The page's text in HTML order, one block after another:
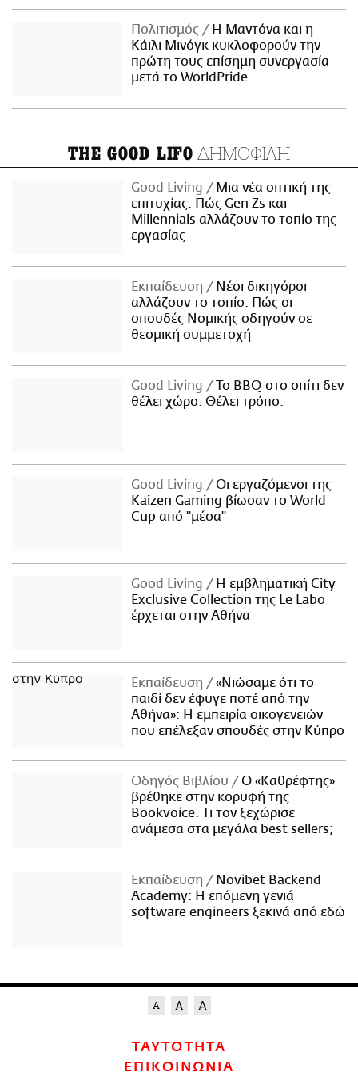
Πολιτισμός
Η Μαντόνα και η
Κάιλι Μινόγκ κυκλοφορούν την
πρώτη τους επίσημη συνεργασία
μετά το WorldPride
THE GOOD LIFO ΔΗΜΟΦΙΛΗ
Good Living
Μια νέα οπτική της
επιτυχίας: Πώς Gen Zs και
Millennials αλλάζουν το τοπίο της
εργασίας
Εκπαίδευση
Νέοι δικηγόροι
αλλάζουν το τοπίο: Πώς οι
σπουδές Νομικής οδηγούν σε
θεσμική συμμετοχή
Good Living
Το BBQ στο σπίτι δεν
θέλει χώρο. Θέλει τρόπο.
Good Living
Οι εργαζόμενοι της
Kaizen Gaming βίωσαν το World
Cup από "μέσα"
Good Living
Η εμβληματική City
Exclusive Collection της Le Labo
έρχεται στην Αθήνα
Εκπαίδευση
«Νιώσαμε ότι το
παιδί δεν έφυγε ποτέ από την
Αθήνα»: Η εμπειρία οικογενειών
που επέλεξαν σπουδές στην Κύπρο
Οδηγός Βιβλίου
Ο «Καθρέφτης»
βρέθηκε στην κορυφή της
Bookvoice. Τι τον ξεχώρισε
ανάμεσα στα μεγάλα best sellers;
Εκπαίδευση
Novibet Backend
Academy: Η επόμενη γενιά
software engineers ξεκινά από εδώ
ΤΑΥΤΟΤΗΤΑ
ΕΠΙΚΟΙΝΩΝΙΑ